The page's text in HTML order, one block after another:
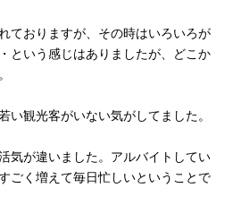
ておりますが、その時はいろいろが
という感じはありましたが、どこか
い観光客がいない気がしてました。
気が違いました。アルバイトしてい
ごく増えて毎日忙しいということで